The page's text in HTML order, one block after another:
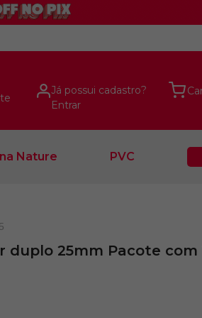
Já possui cadastro?
Entrar
Nature PVC
duplo 25mm Pacote com